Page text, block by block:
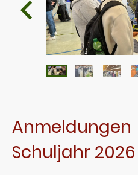
Schuljahr